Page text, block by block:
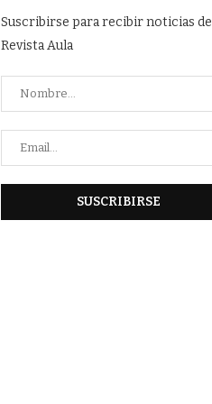
Suscribirse para recibir noticias de
Revista Aula